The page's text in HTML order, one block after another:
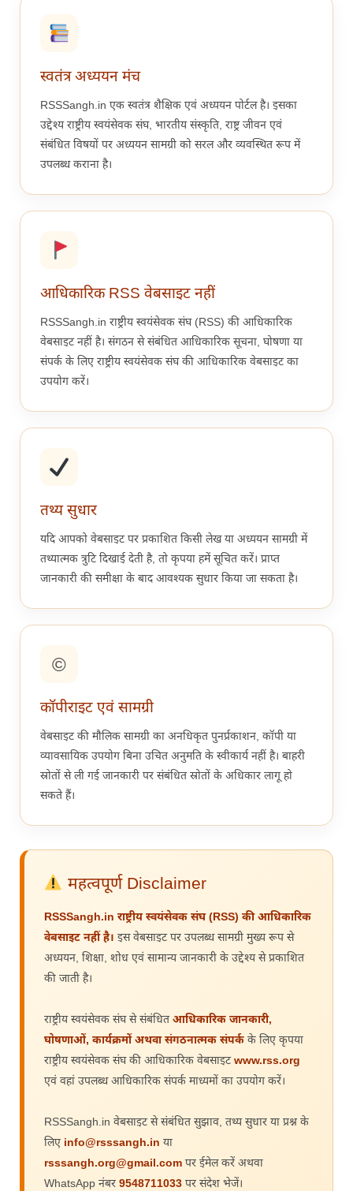
स्वतंत्र अध्ययन मंच
RSSSangh.in एक स्वतंत्र शैक्षिक एवं अध्ययन पोर्टल है। इसका
उद्देश्य राष्ट्रीय स्वयंसेवक संघ, भारतीय संस्कृति, राष्ट्र जीवन एवं
संबंधित विषयों पर अध्ययन सामग्री को सरल और व्यवस्थित रूप में
उपलब्ध कराना है।
आधिकारिक RSS वेबसाइट नहीं
RSSSangh.in राष्ट्रीय स्वयंसेवक संघ (RSS) की आधिकारिक
वेबसाइट नहीं है। संगठन से संबंधित आधिकारिक सूचना, घोषणा या
संपर्क के लिए राष्ट्रीय स्वयंसेवक संघ की आधिकारिक वेबसाइट का
उपयोग करें।
तथ्य सुधार
यदि आपको वेबसाइट पर प्रकाशित किसी लेख या अध्ययन सामग्री में
तथ्यात्मक त्रुटि दिखाई देती है, तो कृपया हमें सूचित करें। प्राप्त
जानकारी की समीक्षा के बाद आवश्यक सुधार किया जा सकता है।
©️
कॉपीराइट एवं सामग्री
वेबसाइट की मौलिक सामग्री का अनधिकृत पुनर्प्रकाशन, कॉपी या
व्यावसायिक उपयोग बिना उचित अनुमति के स्वीकार्य नहीं है। बाहरी
स्रोतों से ली गई जानकारी पर संबंधित स्रोतों के अधिकार लागू हो
सकते हैं।
महत्वपूर्ण Disclaimer
RSSSangh.in राष्ट्रीय स्वयंसेवक संघ (RSS) की आधिकारिक
वेबसाइट नहीं है। इस वेबसाइट पर उपलब्ध सामग्री मुख्य रूप से
अध्ययन, शिक्षा, शोध एवं सामान्य जानकारी के उद्देश्य से प्रकाशित
की जाती है।
राष्ट्रीय स्वयंसेवक संघ से संबंधितआधिकारिक जानकारी,
घोषणाओं, कार्यक्रमों अथवा संगठनात्मक संपर्क के लिए कृपया
राष्ट्रीय स्वयंसेवक संघ की आधिकारिक वेबसाइटwww.rss.org
एवं वहां उपलब्ध आधिकारिक संपर्क माध्यमों का उपयोग करें।
RSSSangh.in वेबसाइट से संबंधित सुझाव, तथ्य सुधार या प्रश्न के
लिए info@rsssangh.in या
rsssangh.org@gmail.com पर ईमेल करें अथवा
WhatsApp नंबर 9548711033 पर संदेश भेजें।